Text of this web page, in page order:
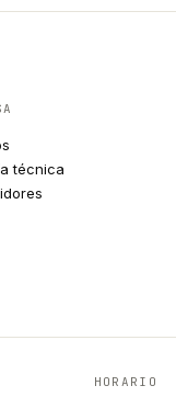
técnica
HORARIO